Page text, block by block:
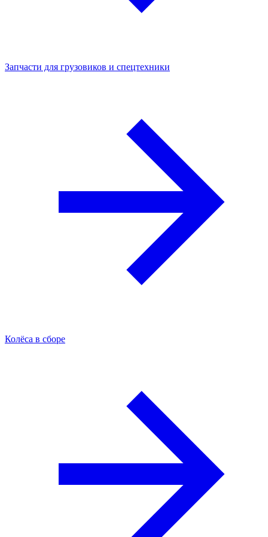
Запчасти для грузовиков и спецтехники
Колёса в сборе